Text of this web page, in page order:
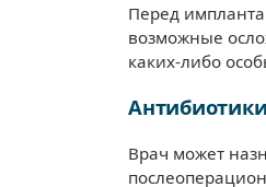
Перед
возможные
каких-либо
Антибиотики
Врач может